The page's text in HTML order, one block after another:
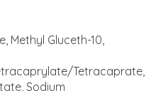
Methyl Gluceth-10,
Tetracaprate,
Sodium